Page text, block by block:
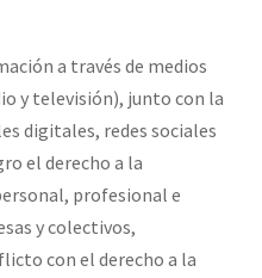
a través de medios
y televisión), junto con la
digitales, redes sociales
el derecho a la
profesional e
y colectivos,
con el derecho a la